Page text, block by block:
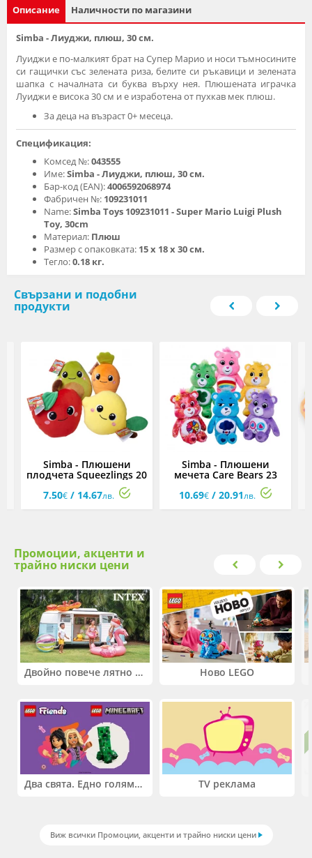
Описание Наличности по магазини
Simba - Лиуджи, плюш, 30 см.
Луиджи е по-малкият брат на Супер Марио и носи тъмносините
си гащички със зелената риза, белите си ръкавици и зелената
шапка с началната си буква върху нея. Плюшената играчка
Луиджи е висока 30 см и е изработена от пухкав мек плюш.
За деца на възраст 0+ месеца.
Спецификация:
Комсед №:043555
Име:Simba - Лиуджи, плюш, 30 см.
Бар-код (EAN):4006592068974
Фабричен №: 109231011
Name:Simba Toys 109231011 - Super Mario Luigi Plush
Toy, 30cm
Материал: Плюш
Размер с опаковката: 15 x 18 x 30 см.
Тегло:0.18 кг.
Свързани и подобни
продукти
Simba - Плюшени
плодчета Squeezlings 20
см, асортимент
7.50€/ 14.67лв.
Simba - Плюшени
мечета Care Bears 23
см, асортимент
10.69€/ 20.91лв.
Промоции, акценти и
трайно ниски цени
Двойно повече лятно забавление! Купи 2 продукта INTEX и вземи -33%
Два свята. Едно голямо приключение. Купи 2 продукта LEGO® Friends и/или LEGO® Minecraft и вземи -27%
Ново LEGO
TV реклама
Виж всички Промоции, акценти и трайно ниски цени